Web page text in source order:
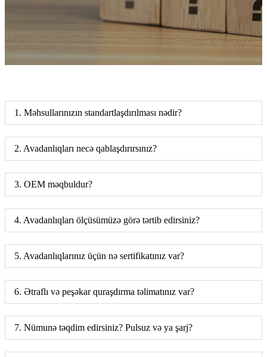
1. Məhsullarınızın standartlaşdırılması nədir?
2. Avadanlıqları necə qablaşdırırsınız?
3. OEM məqbuldur?
4. Avadanlıqları ölçüsümüzə görə tərtib edirsiniz?
5. Avadanlıqlarınız üçün nə sertifikatınız var?
6. Ətraflı və peşəkar quraşdırma təlimatınız var?
7. Nümunə təqdim edirsiniz? Pulsuz və ya şarj?